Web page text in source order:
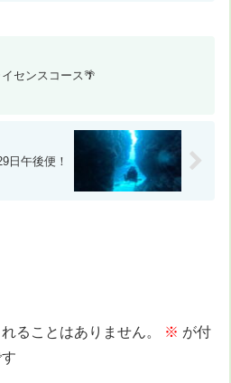
イセンスコース🌴
日午後便！
ることはありません。 ※ が付